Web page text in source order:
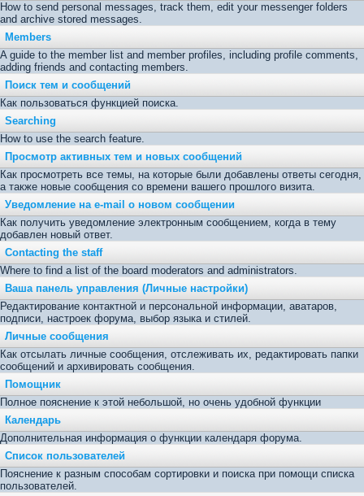
How to send personal messages, track them, edit your messenger folders
and archive stored messages.
Members
A guide to the member list and member profiles, including profile comments,
adding friends and contacting members.
Поиск тем и сообщений
Как пользоваться функцией поиска.
Searching
How to use the search feature.
Просмотр активных тем и новых сообщений
Как просмотреть все темы, на которые были добавлены ответы сегодня,
а также новые сообщения со времени вашего прошлого визита.
Уведомление на е-mail о новом сообщении
Как получить уведомление электронным сообщением, когда в тему
добавлен новый ответ.
Contacting the staff
Where to find a list of the board moderators and administrators.
Ваша панель управления (Личные настройки)
Редактирование контактной и персональной информации, аватаров,
подписи, настроек форума, выбор языка и стилей.
Личные сообщения
Как отсылать личные сообщения, отслеживать их, редактировать папки
сообщений и архивировать сообщения.
Помощник
Полное пояснение к этой небольшой, но очень удобной функции
Календарь
Дополнительная информация о функции календаря форума.
Список пользователей
Пояснение к разным способам сортировки и поиска при помощи списка
пользователей.